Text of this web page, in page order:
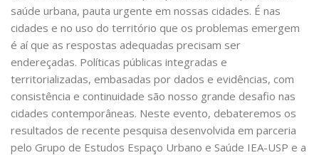
saúde urbana, pauta urgente em nossas cidades. É nas
cidades e no uso do território que os problemas emergem
é aí que as respostas adequadas precisam ser
endereçadas. Políticas públicas integradas e
territorializadas, embasadas por dados e evidências, com
consistência e continuidade são nosso grande desafio nas
cidades contemporâneas. Neste evento, debateremos os
resultados de recente pesquisa desenvolvida em parceria
pelo Grupo de Estudos Espaço Urbano e Saúde IEA-USP e a